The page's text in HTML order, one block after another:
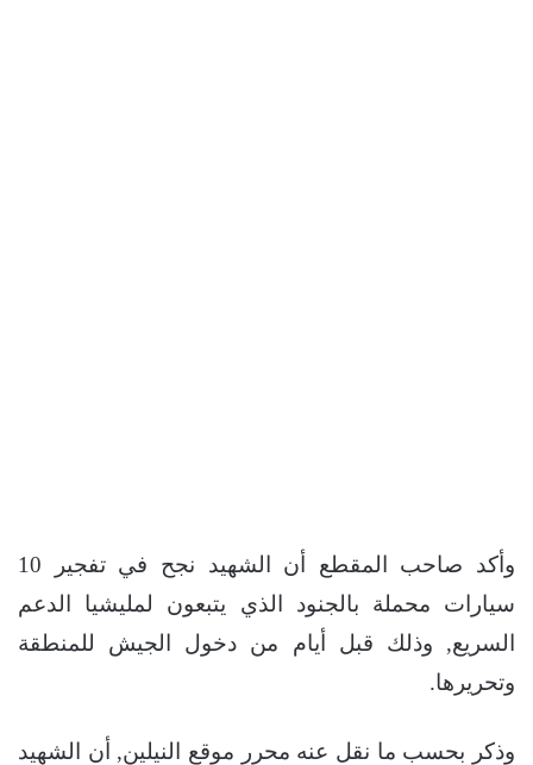
وأكد صاحب المقطع أن الشهيد نجح في تفجير 10
سيارات محملة بالجنود الذي يتبعون لمليشيا الدعم
السريع, وذلك قبل أيام من دخول الجيش للمنطقة
وتحريرها.
وذكر بحسب ما نقل عنه محرر موقع النيلين, أن الشهيد